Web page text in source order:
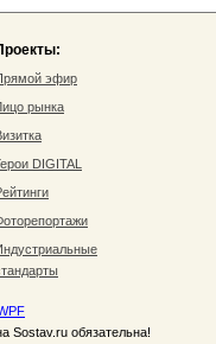
эфир
рынка
DIGITAL
Sostav.ru обязательна!